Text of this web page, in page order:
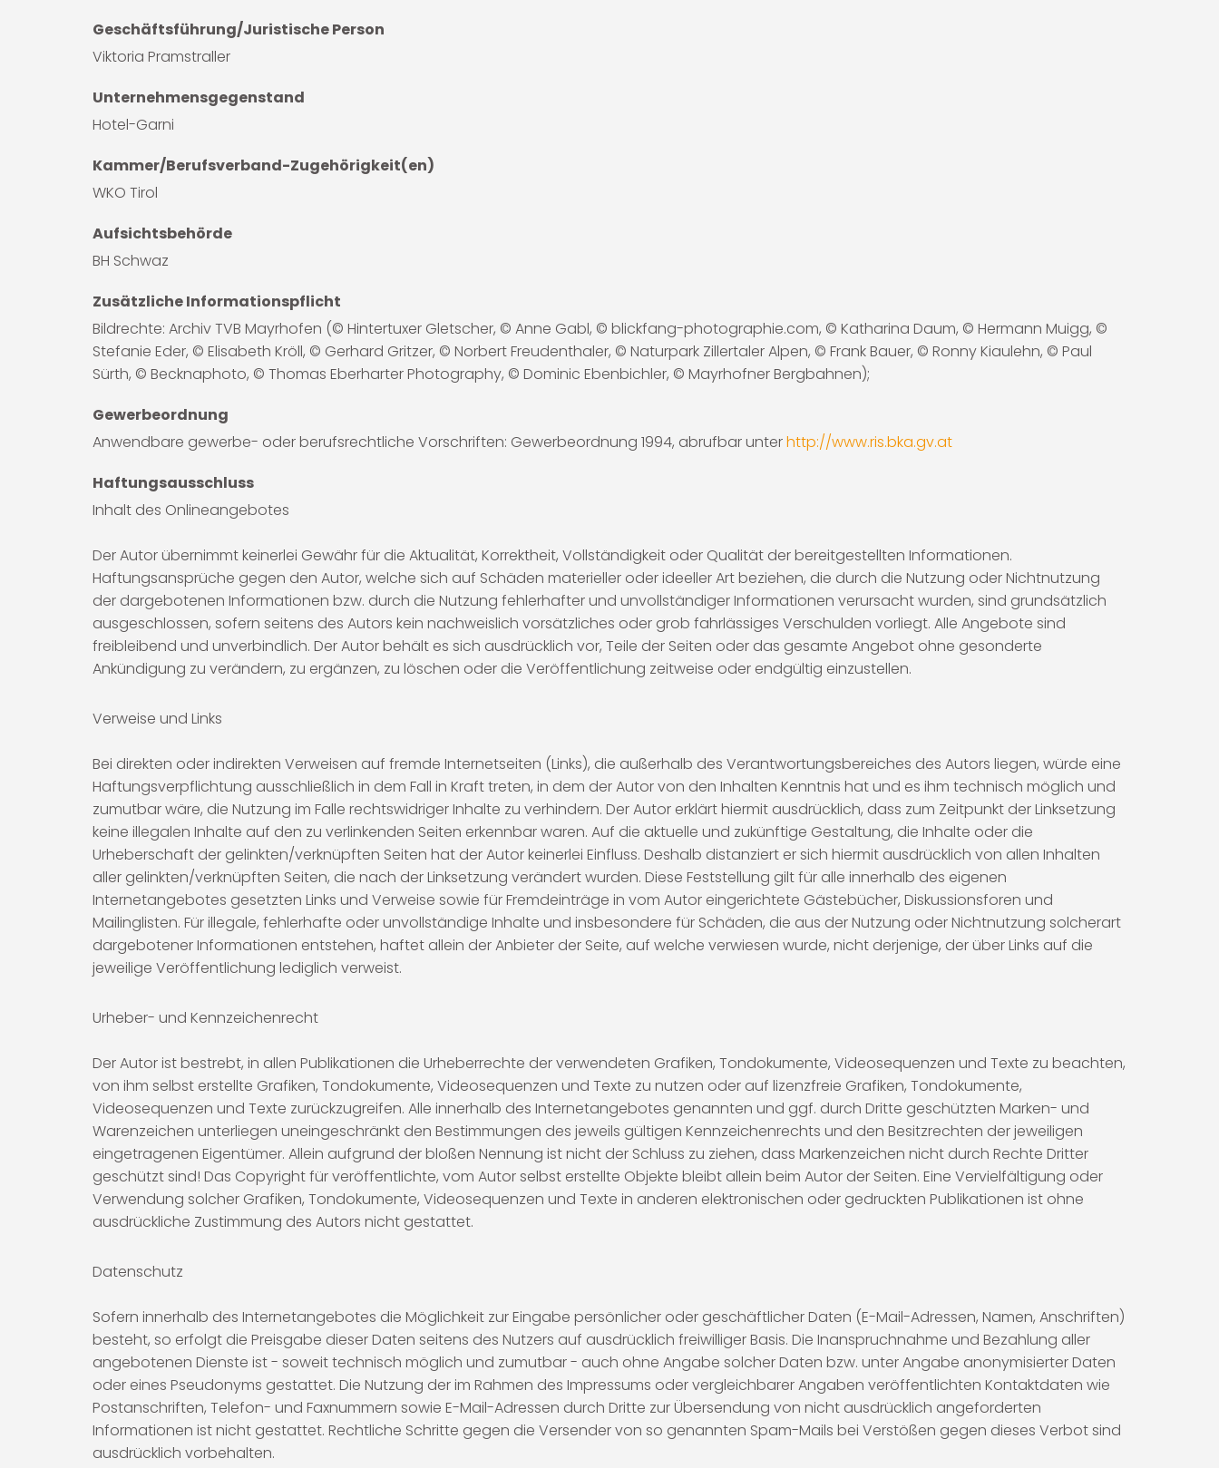
Geschäftsführung/Juristische Person
Viktoria Pramstraller
Unternehmensgegenstand
Hotel-Garni
Kammer/Berufsverband-Zugehörigkeit(en)
WKO Tirol
Aufsichtsbehörde
BH Schwaz
Zusätzliche Informationspflicht
Bildrechte: Archiv TVB Mayrhofen (© Hintertuxer Gletscher, © Anne Gabl, © blickfang-photographie.com, © Katharina Daum, © Hermann Muigg, ©
Stefanie Eder, © Elisabeth Kröll, © Gerhard Gritzer, © Norbert Freudenthaler, © Naturpark Zillertaler Alpen, © Frank Bauer, © Ronny Kiaulehn, © Paul
Sürth, © Becknaphoto, © Thomas Eberharter Photography, © Dominic Ebenbichler, © Mayrhofner Bergbahnen);
Gewerbeordnung
Anwendbare gewerbe- oder berufsrechtliche Vorschriften: Gewerbeordnung 1994, abrufbar unterhttp://www.ris.bka.gv.at
Haftungsausschluss
Inhalt des Onlineangebotes
Der Autor übernimmt keinerlei Gewähr für die Aktualität, Korrektheit, Vollständigkeit oder Qualität der bereitgestellten Informationen.
Haftungsansprüche gegen den Autor, welche sich auf Schäden materieller oder ideeller Art beziehen, die durch die Nutzung oder Nichtnutzung
der dargebotenen Informationen bzw. durch die Nutzung fehlerhafter und unvollständiger Informationen verursacht wurden, sind grundsätzlich
ausgeschlossen, sofern seitens des Autors kein nachweislich vorsätzliches oder grob fahrlässiges Verschulden vorliegt. Alle Angebote sind
freibleibend und unverbindlich. Der Autor behält es sich ausdrücklich vor, Teile der Seiten oder das gesamte Angebot ohne gesonderte
Ankündigung zu verändern, zu ergänzen, zu löschen oder die Veröffentlichung zeitweise oder endgültig einzustellen.
Verweise und Links
Bei direkten oder indirekten Verweisen auf fremde Internetseiten (Links), die außerhalb des Verantwortungsbereiches des Autors liegen, würde eine
Haftungsverpflichtung ausschließlich in dem Fall in Kraft treten, in dem der Autor von den Inhalten Kenntnis hat und es ihm technisch möglich und
zumutbar wäre, die Nutzung im Falle rechtswidriger Inhalte zu verhindern. Der Autor erklärt hiermit ausdrücklich, dass zum Zeitpunkt der Linksetzung
keine illegalen Inhalte auf den zu verlinkenden Seiten erkennbar waren. Auf die aktuelle und zukünftige Gestaltung, die Inhalte oder die
Urheberschaft der gelinkten/verknüpften Seiten hat der Autor keinerlei Einfluss. Deshalb distanziert er sich hiermit ausdrücklich von allen Inhalten
aller gelinkten/verknüpften Seiten, die nach der Linksetzung verändert wurden. Diese Feststellung gilt für alle innerhalb des eigenen
Internetangebotes gesetzten Links und Verweise sowie für Fremdeinträge in vom Autor eingerichtete Gästebücher, Diskussionsforen und
Mailinglisten. Für illegale, fehlerhafte oder unvollständige Inhalte und insbesondere für Schäden, die aus der Nutzung oder Nichtnutzung solcherart
dargebotener Informationen entstehen, haftet allein der Anbieter der Seite, auf welche verwiesen wurde, nicht derjenige, der über Links auf die
jeweilige Veröffentlichung lediglich verweist.
Urheber- und Kennzeichenrecht
Der Autor ist bestrebt, in allen Publikationen die Urheberrechte der verwendeten Grafiken, Tondokumente, Videosequenzen und Texte zu beachten,
von ihm selbst erstellte Grafiken, Tondokumente, Videosequenzen und Texte zu nutzen oder auf lizenzfreie Grafiken, Tondokumente,
Videosequenzen und Texte zurückzugreifen. Alle innerhalb des Internetangebotes genannten und ggf. durch Dritte geschützten Marken- und
Warenzeichen unterliegen uneingeschränkt den Bestimmungen des jeweils gültigen Kennzeichenrechts und den Besitzrechten der jeweiligen
eingetragenen Eigentümer. Allein aufgrund der bloßen Nennung ist nicht der Schluss zu ziehen, dass Markenzeichen nicht durch Rechte Dritter
geschützt sind! Das Copyright für veröffentlichte, vom Autor selbst erstellte Objekte bleibt allein beim Autor der Seiten. Eine Vervielfältigung oder
Verwendung solcher Grafiken, Tondokumente, Videosequenzen und Texte in anderen elektronischen oder gedruckten Publikationen ist ohne
ausdrückliche Zustimmung des Autors nicht gestattet.
Datenschutz
Sofern innerhalb des Internetangebotes die Möglichkeit zur Eingabe persönlicher oder geschäftlicher Daten (E-Mail-Adressen, Namen, Anschriften)
besteht, so erfolgt die Preisgabe dieser Daten seitens des Nutzers auf ausdrücklich freiwilliger Basis. Die Inanspruchnahme und Bezahlung aller
angebotenen Dienste ist - soweit technisch möglich und zumutbar - auch ohne Angabe solcher Daten bzw. unter Angabe anonymisierter Daten
oder eines Pseudonyms gestattet. Die Nutzung der im Rahmen des Impressums oder vergleichbarer Angaben veröffentlichten Kontaktdaten wie
Postanschriften, Telefon- und Faxnummern sowie E-Mail-Adressen durch Dritte zur Übersendung von nicht ausdrücklich angeforderten
Informationen ist nicht gestattet. Rechtliche Schritte gegen die Versender von so genannten Spam-Mails bei Verstößen gegen dieses Verbot sind
ausdrücklich vorbehalten.